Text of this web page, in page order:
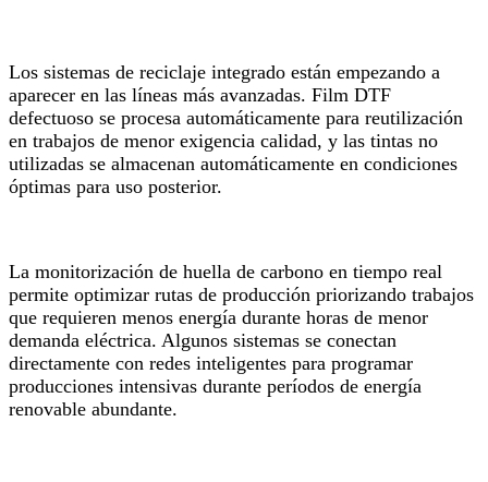
Los sistemas de reciclaje integrado están empezando a
aparecer en las líneas más avanzadas. Film DTF
defectuoso se procesa automáticamente para reutilización
en trabajos de menor exigencia calidad, y las tintas no
utilizadas se almacenan automáticamente en condiciones
óptimas para uso posterior.
La monitorización de huella de carbono en tiempo real
permite optimizar rutas de producción priorizando trabajos
que requieren menos energía durante horas de menor
demanda eléctrica. Algunos sistemas se conectan
directamente con redes inteligentes para programar
producciones intensivas durante períodos de energía
renovable abundante.